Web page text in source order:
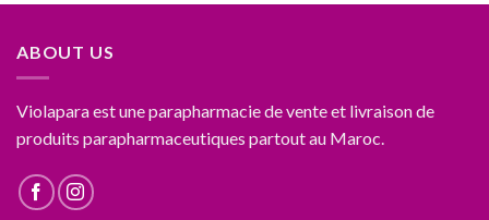
ABOUT US
Violapara est une parapharmacie de vente et livraison de
produits parapharmaceutiques partout au Maroc.